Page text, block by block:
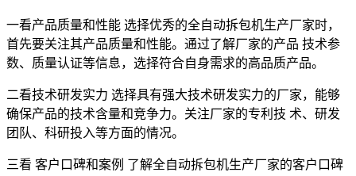
一看产品质量和性能 选择优秀的全自动拆包机生产厂家时，
首先要关注其产品质量和性能。通过了解厂家的产品 技术参
数、质量认证等信息，选择符合自身需求的高品质产品。
二看技术研发实力 选择具有强大技术研发实力的厂家，能够
确保产品的技术含量和竞争力。关注厂家的专利技 术、研发
团队、科研投入等方面的情况。
三看 客户口碑和案例 了解全自动拆包机生产厂家的客户口碑